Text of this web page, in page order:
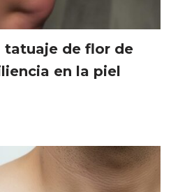
tatuaje de flor de
en la piel